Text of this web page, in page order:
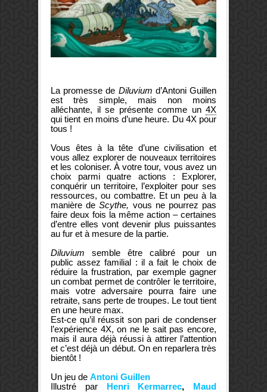
La promesse de Diluvium d’Antoni Guillen
est très simple, mais non moins
alléchante, il se présente comme un 4X
qui tient en moins d’une heure. Du 4X pour
tous !
Vous êtes à la tête d’une civilisation et
vous allez explorer de nouveaux territoires
et les coloniser. À votre tour, vous avez un
choix parmi quatre actions : Explorer,
conquérir un territoire, l’exploiter pour ses
ressources, ou combattre. Et un peu à la
manière deScythe, vous ne pourrez pas
faire deux fois la même action – certaines
d’entre elles vont devenir plus puissantes
au fur et à mesure de la partie.
Diluvium semble être calibré pour un
public assez familial : il a fait le choix de
réduire la frustration, par exemple gagner
un combat permet de contrôler le territoire,
mais votre adversaire pourra faire une
retraite, sans perte de troupes. Le tout tient
en une heure max.
Est-ce qu’il réussit son pari de condenser
l’expérience 4X, on ne le sait pas encore,
mais il aura déjà réussi à attirer l’attention
et c’est déjà un début. On en reparlera très
bientôt !
Un jeu de Antoni Guillen
Illustré par Henri Kermarrec, Maud